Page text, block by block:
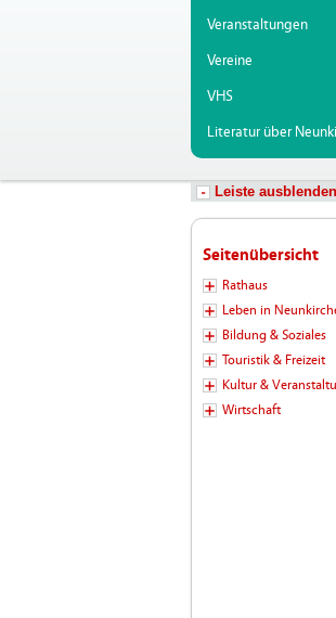
Veranstaltungen
Vereine
VHS
Literatur über
Leiste ausblenden
Seitenübersicht
Rathaus
Leben in
Bildung & Soziales
Touristik & Freizeit
Kultur &
Wirtschaft